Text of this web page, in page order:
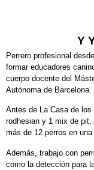
Y
Perrero profesional
formar educadores
cuerpo docente del
Autónoma de Barcelona.
Antes de La Casa de
rodhesian y 1 mix de
más de 12 perros en
Además, trabajo con
como la detección para